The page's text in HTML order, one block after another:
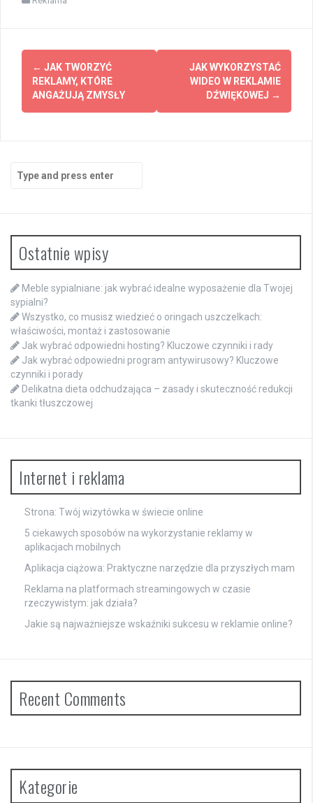
Post
navigation
← JAK TWORZYĆ
REKLAMY, KTÓRE
ANGAŻUJĄ ZMYSŁY
JAK WYKORZYSTAĆ
WIDEO W REKLAMIE
DŹWIĘKOWEJ →
for:
Ostatnie wpisy
Meble sypialniane: jak wybrać idealne wyposażenie dla Twojej
sypialni?
Wszystko, co musisz wiedzieć o oringach uszczelkach:
właściwości, montaż i zastosowanie
Jak wybrać odpowiedni hosting? Kluczowe czynniki i rady
Jak wybrać odpowiedni program antywirusowy? Kluczowe
czynniki i porady
Delikatna dieta odchudzająca – zasady i skuteczność redukcji
tkanki tłuszczowej
Internet i reklama
Strona: Twój wizytówka w świecie online
5 ciekawych sposobów na wykorzystanie reklamy w
aplikacjach mobilnych
Aplikacja ciążowa: Praktyczne narzędzie dla przyszłych mam
Reklama na platformach streamingowych w czasie
rzeczywistym: jak działa?
Jakie są najważniejsze wskaźniki sukcesu w reklamie online?
Recent Comments
Kategorie